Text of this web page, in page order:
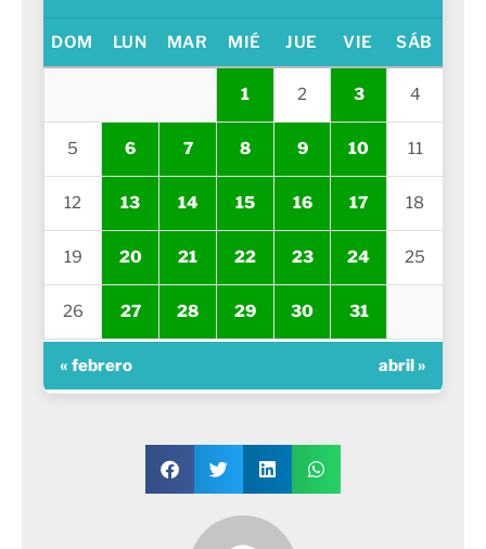
DOM LUN MAR MIÉ JUE VIE SÁB
1 2 3 4
5 6 7 8 9 10 11
12 13 14 15 16 17 18
19 20 21 22 23 24 25
26 27 28 29 30 31
« febrero abril »